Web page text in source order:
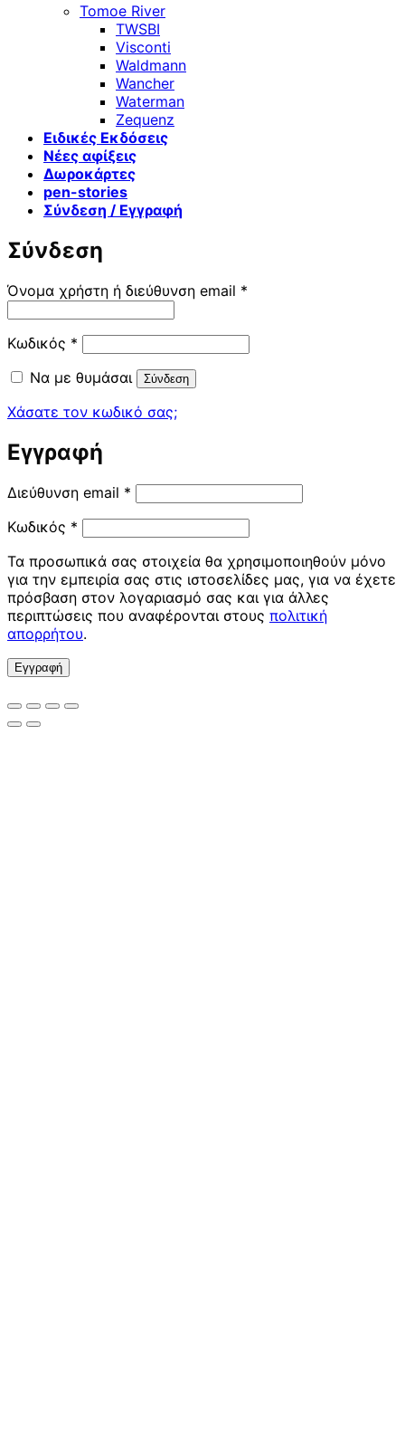
Tomoe River
TWSBI
Visconti
Waldmann
Wancher
Waterman
Zequenz
Ειδικές Εκδόσεις
Νέες αφίξεις
Δωροκάρτες
pen-stories
Σύνδεση / Εγγραφή
Σύνδεση
Όνομα χρήστη ή διεύθυνση email *
Κωδικός * Απαιτείται
Να με θυμάσαι
Σύνδεση
Χάσατε τον κωδικό σας;
Εγγραφή
Διεύθυνση email * Απαιτείται
Κωδικός * Απαιτείται
Τα προσωπικά σας στοιχεία θα χρησιμοποιηθούν μόνο
για την εμπειρία σας στις ιστοσελίδες μας, για να έχετε
πρόσβαση στον λογαριασμό σας και για άλλες
περιπτώσεις που αναφέρονται στους πολιτική
απορρήτου.
Εγγραφή